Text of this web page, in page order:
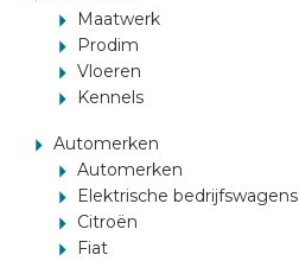
Maatwerk
Prodim
Vloeren
Kennels
Automerken
Automerken
Elektrische bedrijfswagens
Citroën
Fiat